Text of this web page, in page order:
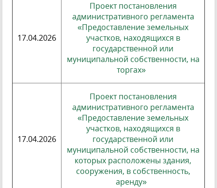
17.04.2026
Проект постановления
административного регламента
«Предоставление земельных
участков, находящихся в
государственной или
муниципальной собственности, на
торгах»
17.04.2026
Проект постановления
административного регламента
«Предоставление земельных
участков, находящихся в
государственной или
муниципальной собственности, на
которых расположены здания,
сооружения, в собственность,
аренду»